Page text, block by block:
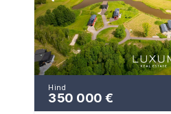
Hind
350 000 €